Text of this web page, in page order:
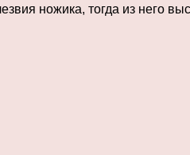
ножика, тогда из него